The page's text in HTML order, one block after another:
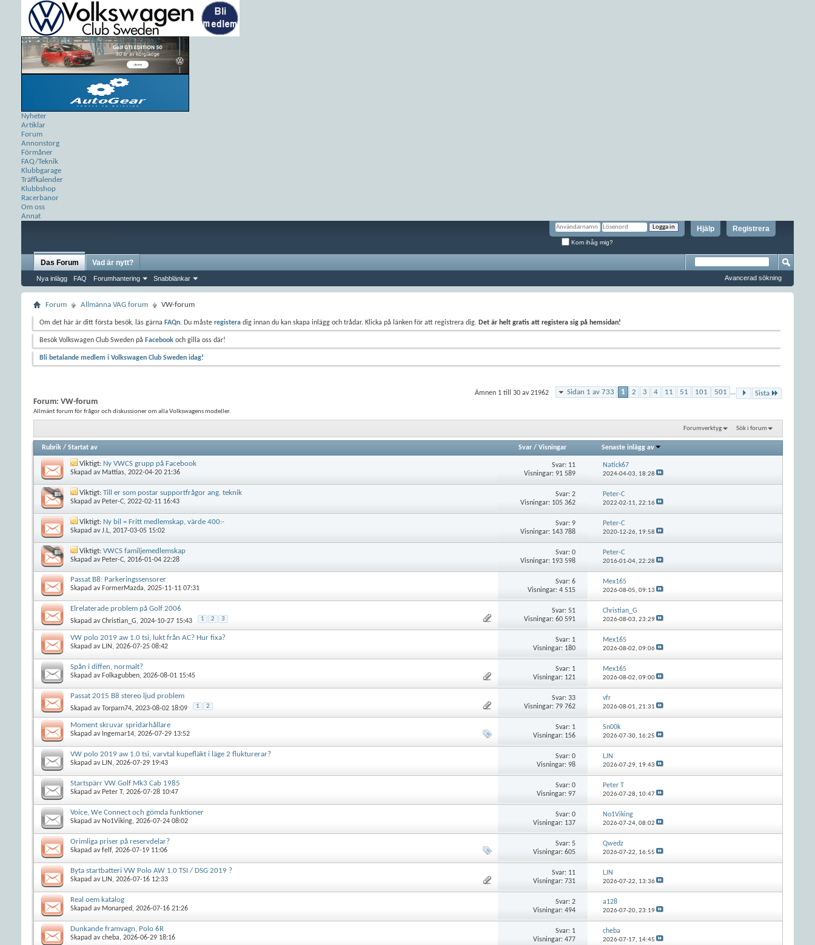
Nyheter
Artiklar
Forum
Annonstorg
Förmåner
FAQ/Teknik
Klubbgarage
Träffkalender
Klubbshop
Racerbanor
Om oss
Annat
Registrera
Hjälp
Kom ihåg mig?
Das Forum
Nya inlägg FAQ Forumhantering Snabblänkar
Vad är nytt?
Avancerad sökning
Forum Allmänna VAG forum VW-forum
Om det här är ditt första besök, läs gärna FAQn. Du måste registera dig innan du kan skapa inlägg och trådar. Klicka på länken för att registrera dig. Det är helt gratis att registera sig på hemsidan!
Besök Volkswagen Club Sweden på Facebook och gilla oss där!
Bli betalande medlem i Volkswagen Club Sweden idag!
Sidan 1 av 733 1 2 3 4 11 51 101 501 ... Sista
Ämnen 1 till 30 av 21962
Forum: VW-forum
Allmänt forum för frågor och diskussioner om alla Volkswagens modeller.
Forumverktyg Sök i forum
Rubrik / Startat av Svar/ Visningar Senaste inlägg av
Viktigt: Ny VWCS grupp på Facebook
Skapad av Mattias, 2022-04-20 21:36
Svar: 11
Visningar: 91 589
Natick67
2024-04-03, 18:28
Viktigt: Till er som postar supportfrågor ang. teknik
Skapad av Peter-C, 2022-02-11 16:43
Svar:2
Visningar: 105 362
Peter-C
2022-02-11, 22:16
Viktigt: Ny bil = Fritt medlemskap, värde 400:-
Skapad avJ.L, 2017-03-05 15:02
Svar:9
Visningar: 143 788
Peter-C
2020-12-26, 19:58
Viktigt: VWCS familjemedlemskap
Skapad av Peter-C, 2016-01-04 22:28
Svar:0
Visningar: 193 598
Peter-C
2016-01-04, 22:28
Passat B8: Parkeringssensorer
Skapad av FormerMazda, 2025-11-11 07:31
Svar:6
Visningar: 4 515
Mex165
2026-08-05, 09:13
Elrelaterade problem på Golf 2006
Skapad avChristian_G, 2024-10-27 15:43 1 2 3
Svar:51
Visningar: 60 591
Christian_G
2026-08-03, 23:29
VW polo 2019 aw 1.0 tsi, lukt från AC? Hur fixa?
Skapad av LJN , 2026-07-25 08:42
Svar: 1
Visningar: 180
Mex165
2026-08-02, 09:06
Spån i diffen, normalt?
Skapad av Folkagubben, 2026-08-01 15:45
Svar: 1
Visningar: 121
Mex165
2026-08-02, 09:00
Passat 2015 B8 stereo ljud problem
Skapad avTorparn74, 2023-08-02 18:09 1 2
Svar:33
Visningar: 79 762
vfr
2026-08-01, 21:31
Moment skruvar spridarhållare
Skapad av Ingemar14, 2026-07-29 13:52
Svar: 1
Visningar: 156
Sn00k
2026-07-30, 16:25
VW polo 2019 aw 1.0 tsi, varvtal kupefläkt i läge 2 flukturerar?
Skapad av LJN , 2026-07-29 19:43
Svar:0
Visningar: 98
LJN
2026-07-29, 19:43
Startspärr VW Golf Mk3 Cab 1985
Skapad av Peter T, 2026-07-28 10:47
Svar:0
Visningar: 97
Peter T
2026-07-28, 10:47
Voice, We Connect och gömda funktioner
Skapad av No1Viking, 2026-07-24 08:02
Svar:0
Visningar: 137
No1Viking
2026-07-24, 08:02
Orimliga priser på reservdelar?
Skapad avfelf, 2026-07-19 11:06
Svar:5
Visningar: 605
Qwedz
2026-07-22, 16:55
Byta startbatteri VW Polo AW 1.0 TSI / DSG 2019 ?
Skapad av LJN , 2026-07-16 12:33
Svar: 11
Visningar: 731
LJN
2026-07-22, 13:36
Real oem katalog
Skapad av Monarped, 2026-07-16 21:26
Svar:2
Visningar: 494
a128
2026-07-20, 23:19
Dunkande framvagn, Polo 6R
Skapad avcheba, 2026-06-29 18:16
Svar: 1
Visningar: 477
cheba
2026-07-17, 14:45